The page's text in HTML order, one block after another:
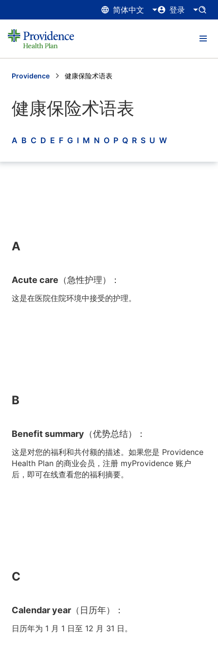
简体中文 登录
Providence Current:
健康保险术语表
健康保险术语表
A B C D E F G I M N O P Q R S U W
A
Acute care（急性护理）：
这是在医院住院环境中接受的护理。
B
Benefit summary（优势总结）：
这是对您的福利和共付额的描述。如果您是 Providence
Health Plan 的商业会员，注册 myProvidence 账户
后，即可在线查看您的福利摘要。
C
Calendar year（日历年）：
日历年为 1 月 1 日至 12 月 31 日。